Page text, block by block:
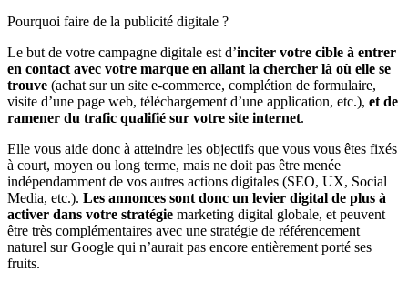
Pourquoi faire de la publicité digitale ?
Le but de votre campagne digitale est d’inciter votre cible à entrer
en contact avec votre marque en allant la chercher là où elle se
trouve (achat sur un site e-commerce, complétion de formulaire,
visite d’une page web, téléchargement d’une application, etc.), et de
ramener du trafic qualifié sur votre site internet.
Elle vous aide donc à atteindre les objectifs que vous vous êtes fixés
à court, moyen ou long terme, mais ne doit pas être menée
indépendamment de vos autres actions digitales (SEO, UX, Social
Media, etc.). Les annonces sont donc un levier digital de plus à
activer dans votre stratégie marketing digital globale, et peuvent
être très complémentaires avec une stratégie de référencement
naturel sur Google qui n’aurait pas encore entièrement porté ses
fruits.